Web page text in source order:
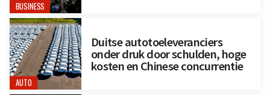
BUSINESS
AUTO
Duitse autotoeleveranciers
onder druk door schulden, hoge
kosten en Chinese concurrentie